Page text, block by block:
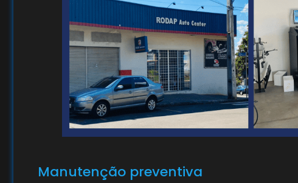
Manutenção preventiva